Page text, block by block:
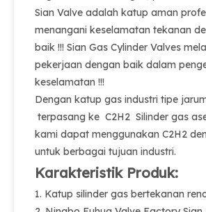
Sian Valve adalah katup aman
menangani keselamatan tekanan
baik !!! Sian Gas Cylinder Valves
pekerjaan dengan baik dalam
keselamatan !!!
Dengan katup gas industri tipe
terpasang ke C2H2 Silinder gas
kami dapat menggunakan C2H2
untuk berbagai tujuan industri.
Karakteristik Produk:
1. Katup silinder gas bertekanan